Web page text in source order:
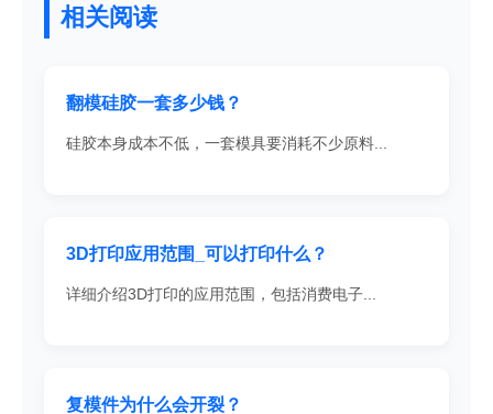
相关阅读
翻模硅胶一套多少钱？
硅胶本身成本不低，一套模具要消耗不少原料...
3D打印应用范围_可以打印什么？
详细介绍3D打印的应用范围，包括消费电子...
复模件为什么会开裂？